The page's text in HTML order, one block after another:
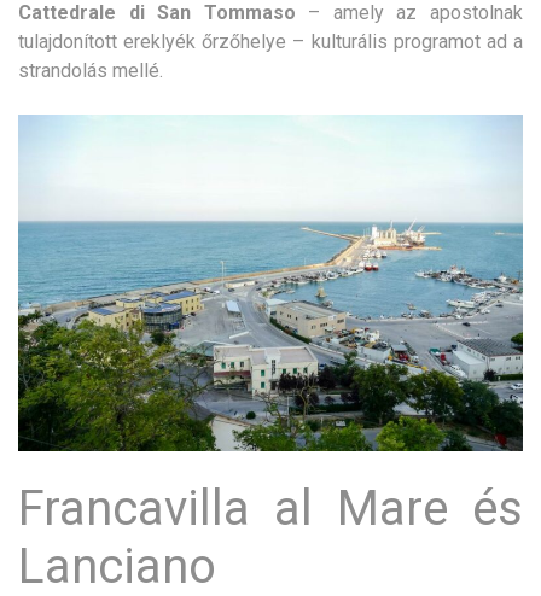
Cattedrale di San Tommaso – amely az apostolnak
tulajdonított ereklyék őrzőhelye – kulturális programot ad a
strandolás mellé.
Francavilla al Mare és
Lanciano